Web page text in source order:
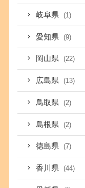
岐阜県 (1)
愛知県 (9)
岡山県 (22)
広島県 (13)
鳥取県 (2)
島根県 (2)
徳島県 (7)
香川県 (44)